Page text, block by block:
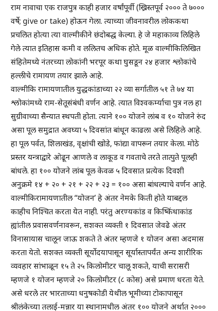
राम नावाचा एक राजपुत्र काही हजार वर्षांपूर्वी (ख्रिस्तपूर्व २००० ते ७०००
वर्षे; give or take) होऊन गेला. त्याच्या जीवनावरील लोककथा
प्रचलित होत्या त्या वाल्मीकीने छंदोबद्ध केल्या. हे जे महाकाव्य लिहिले
गेले त्यात इतिहास कमी व ललितच अधिक होते. मूळ वाल्मीकिलिखित
संहितेमध्ये नंतरच्या लोकांनी भरपूर कथा घुसडून २४ हजार श्लोकांचे
हल्लीचे रामायण तयार झाले आहे.
वाल्मीकि रामायणातील युद्धकांडाच्या २२ व्या सर्गातील ५१ ते ७४ या
श्लोकांमध्ये राम-सेतूसंबंधी वर्णन आहे. त्यात विश्वकर्म्याचा पुत्र नल हा
सुग्रीवाच्या सैन्यात स्थपती होता. त्याने १०० योजने लांब व १० योजने रुंद
असा पूल समुद्रात अवघ्या ५ दिवसांत बांधून काढला असे लिहिले आहे.
हा पूल पर्वत, शिलाखंड, वृक्षांची खोडे, फांद्या वापरून तयार केला. मोठे
प्रस्तर यन्त्राद्वारे ओढून आणले व लाकूड व गवताचे तरते तात्पुते पूलही
बांधले. हा १०० योजने लांब पूल केवळ ५ दिवसात प्रत्येक दिवशी
अनुक्रमे १४ + २० + २१ + २२ + २३ = १०० असा बांधल्याचे वर्णन आहे.
वाल्मीकिरामायणातील “योजन’ हे अंतर नेमके किती होते याबद्दल
काहीच निश्चित करता येत नाही. परंतु अरण्यकांड व किष्किंधाकांड
ह्यांतील प्रवासवर्णनावरून, सशक्त व्यक्ती १ दिवसात जेवढे अंतर
विनासायास चालून जाऊ शकते ते अंतर म्हणजे १ योजन असा अदमास
करता येतो. सशक्त व्यक्ती सूर्योदयापासून सूर्यास्तापर्यंत अन्य शारीरिक
व्यवहार सांभाळून १५ ते २५ किलोमीटर चालू शकते, याची सरासरी
म्हणजे १ योजन म्हणजे २० किलोमीटर (८ कोस) असे प्रमाण धरता येते.
असे धरले तर भारताच्या धनुषकोडी येथील भूमीच्या टोकापासून
श्रीलंकेच्या तलाई-मन्नार या स्थानामधील अंतर १०० योजने अर्थात २०००